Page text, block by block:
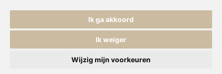
Ik ga akkoord
Ik weiger
Wijzig mijn voorkeuren
Cookies